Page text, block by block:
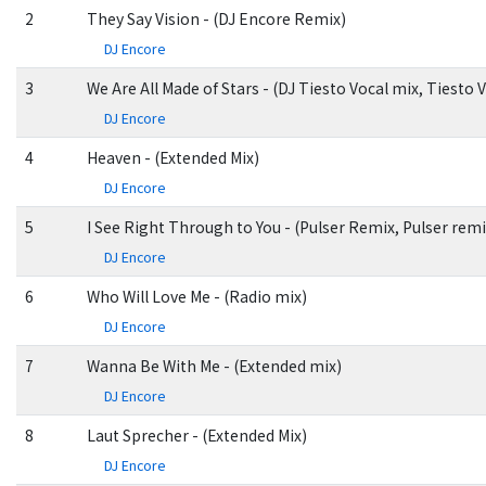
2 They Say Vision - (DJ Encore Remix)
DJ Encore
3 We Are All Made of Stars - (DJ Tiesto Vocal mix, Tiesto
DJ Encore
4 Heaven - (Extended Mix)
DJ Encore
5 I See Right Through to You - (Pulser Remix, Pulser
DJ Encore
6 Who Will Love Me - (Radio mix)
DJ Encore
7 Wanna Be With Me - (Extended mix)
DJ Encore
8 Laut Sprecher - (Extended Mix)
DJ Encore